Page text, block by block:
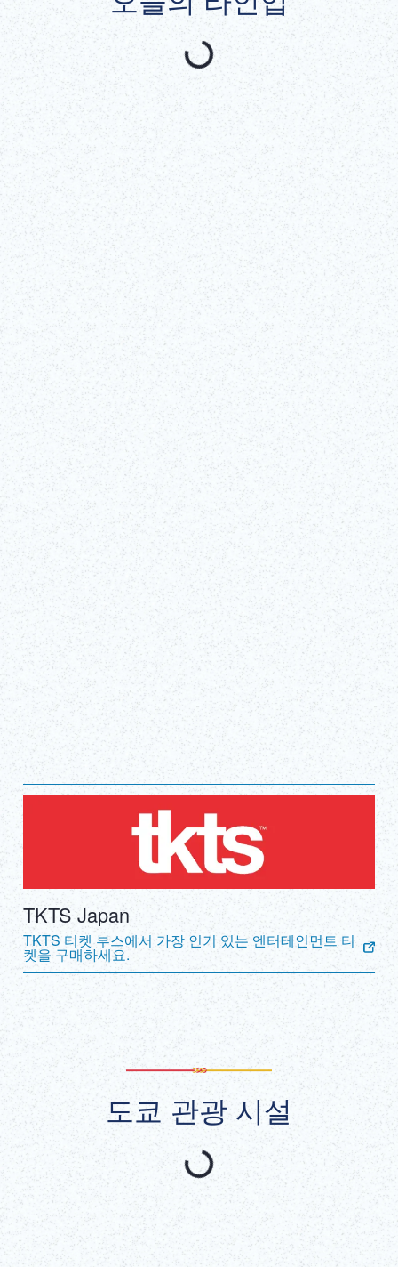
Tue, Apr 1, 2025 - Sun, Dec 27, 2026
TBS 아카사카 ACT 극장
TKTS Japan
TKTS 티켓 부스에서 가장 인기 있는 엔터테인먼트 티
켓을 구매하세요.
도쿄 관광 시설